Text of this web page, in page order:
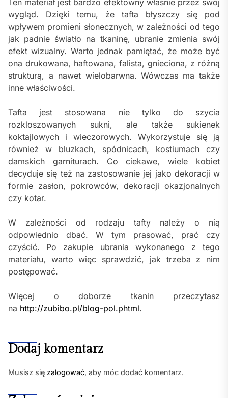
wygląd. Dzięki temu, że tafta błyszczy się pod
wpływem promieni słonecznych, w zależności od tego
jak padnie światło na tkaninę, ubranie zmienia swój
efekt wizualny. Warto jednak pamiętać, że może być
ona drukowana, haftowana, falista, gnieciona, z różną
strukturą, a nawet wielobarwna. Wówczas ma także
inne właściwości.
Tafta jest stosowana nie tylko do szycia
rozkloszowanych sukni, ale także sukienek
koktajlowych i wieczorowych. Wykorzystuje się ją
również w bluzkach, spódnicach, kostiumach czy
damskich garniturach. Co ciekawe, wiele kobiet
decyduje się też na zastosowanie jej jako dekoracji w
formie zasłon, pokrowców, dekoracji okazjonalnych
czy kotar.
W zależności od rodzaju tafty należy o nią
odpowiednio dbać. W tym prasować, prać czy
czyścić. Po zakupie ubrania wykonanego z tego
materiału, warto więc sprawdzić, jak trzeba z nim
postępować.
Więcej o doborze tkanin przeczytasz
na http://zubibo.pl/blog-pol.phtml.
Dodaj komentarz
Musisz się zalogować, aby móc dodać komentarz.